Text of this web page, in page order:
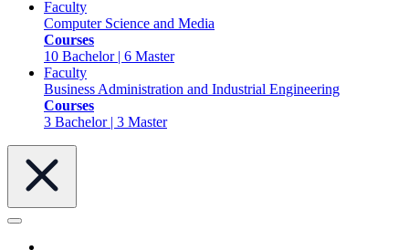
Faculty
Computer Science and Media
Courses
10 Bachelor | 6 Master
Faculty
Business Administration and Industrial Engineering
Courses
3 Bachelor | 3 Master